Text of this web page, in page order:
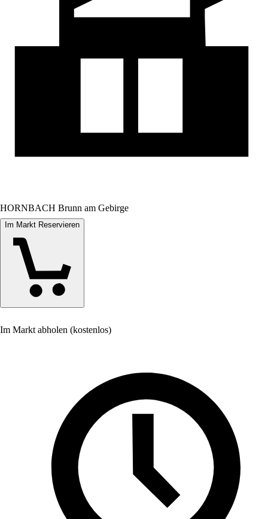
HORNBACH Brunn am Gebirge
Im Markt Reservieren
Im Markt abholen (kostenlos)